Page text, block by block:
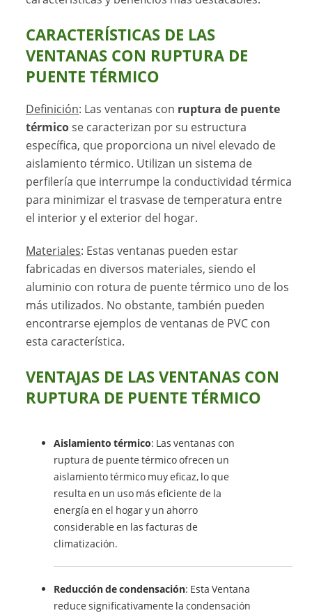
CARACTERÍSTICAS DE LAS
VENTANAS CON RUPTURA DE
PUENTE TÉRMICO
Definición: Las ventanas con ruptura de puente
térmicose caracterizan por su estructura
específica, que proporciona un nivel elevado de
aislamiento térmico. Utilizan un sistema de
perfilería que interrumpe la conductividad térmica
para minimizar el trasvase de temperatura entre
el interior y el exterior del hogar.
Materiales: Estas ventanas pueden estar
fabricadas en diversos materiales, siendo el
aluminio con rotura de puente térmico uno de los
más utilizados. No obstante, también pueden
encontrarse ejemplos de ventanas de PVC con
esta característica.
VENTAJAS DE LAS VENTANAS CON
RUPTURA DE PUENTE TÉRMICO
Aislamiento térmico: Las ventanas con
ruptura de puente térmico ofrecen un
aislamiento térmico muy eficaz, lo que
resulta en un uso más eficiente de la
energía en el hogar y un ahorro
considerable en las facturas de
climatización.
Reducción de condensación: Esta Ventana
reduce significativamente la condensación